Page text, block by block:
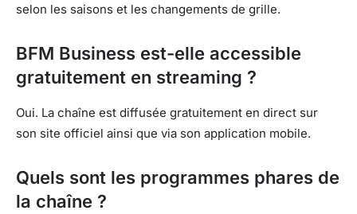
selon les saisons et les changements de grille.
BFM Business est-elle accessible
gratuitement en streaming ?
Oui. La chaîne est diffusée gratuitement en direct sur
son site officiel ainsi que via son application mobile.
Quels sont les programmes phares de
la chaîne ?